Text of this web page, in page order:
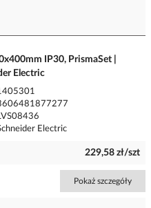
IP30, PrismaSet |
Electric
Electric
229,58 zł/szt
Pokaż szczegóły